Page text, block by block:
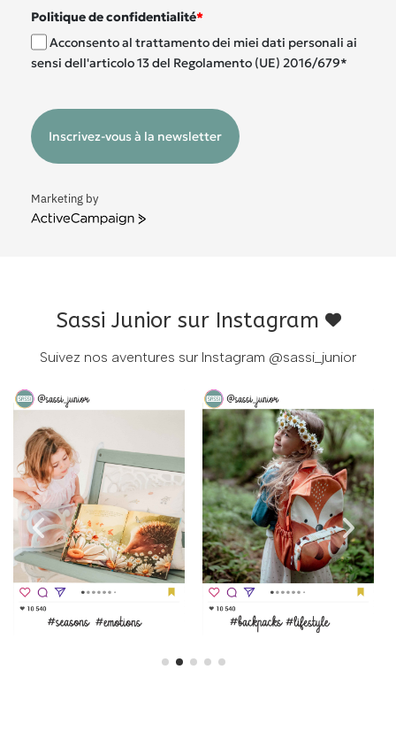
Politique de confidentialité*
Acconsento al trattamento dei miei dati personali ai
sensi dell'articolo 13 del Regolamento (UE) 2016/679*
Inscrivez-vous à la newsletter
Marketing by
ActiveCampaign
Sassi Junior sur Instagram
Suivez nos aventures sur Instagram @sassi_junior